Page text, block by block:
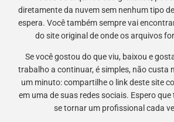
diretamente da nuvem sem nenhum tipo
espera. Você também sempre vai
do site original de onde os arquivos
Se você gostou do que viu, baixou e
trabalho a continuar, é simples, não custa
um minuto: compartilhe o link deste site
em uma de suas redes sociais. Espero
se tornar um profissional cada